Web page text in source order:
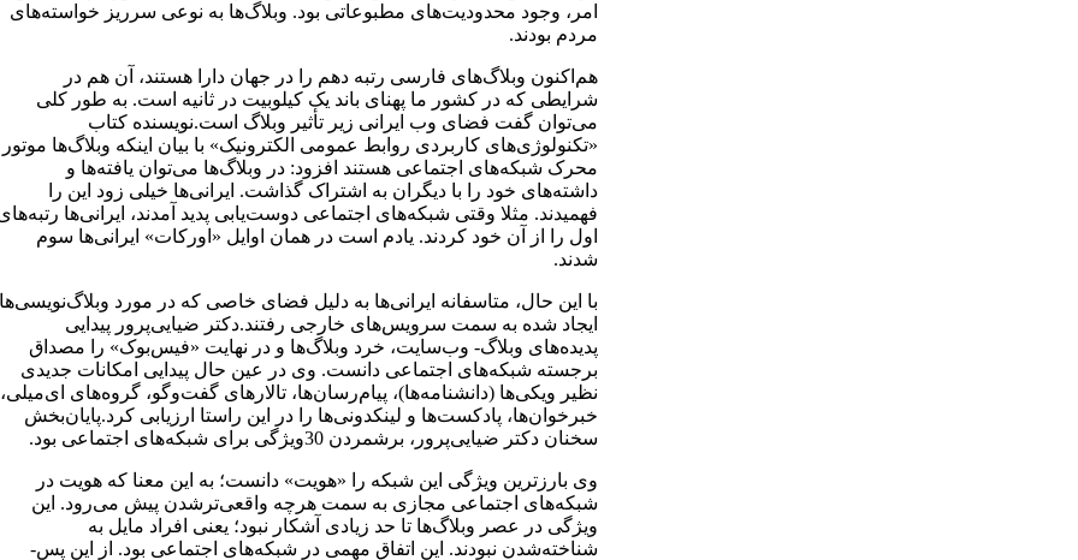
امر، وجود محدودیت‌های مطبوعاتی بود. وبلاگ‌ها به نوعی سرریز خواسته‌های
مردم بودند.
هم‌اکنون وبلاگ‌های فارسی رتبه دهم را در جهان دارا هستند، آن هم در
شرایطی که در کشور ما پهنای باند یک کیلوبیت در ثانیه است. به طور کلی
می‌توان گفت فضای وب ایرانی زیر تأثیر وبلاگ است.نویسنده کتاب
«تکنولوژی‌های کاربردی روابط عمومی الکترونیک» با بیان اینکه وبلاگ‌ها موتور
محرک شبکه‌های اجتماعی هستند افزود: در وبلاگ‌ها می‌توان یافته‌ها و
داشته‌های خود را با دیگران به اشتراک گذاشت. ایرانی‌ها خیلی زود این را
فهمیدند. مثلا وقتی شبکه‌های اجتماعی دوست‌یابی پدید آمدند، ایرانی‌ها
اول را از آن خود کردند. یادم است در همان اوایل «اورکات» ایرانی‌ها سوم
شدند.
با این حال، متاسفانه ایرانی‌ها به دلیل فضای خاصی که در مورد وبلاگ‌نویسی‌ها
ایجاد شده به سمت سرویس‌های خارجی رفتند.دکتر ضیایی‌پرور پیدایی
پدیده‌های وبلاگ- وب‌سایت، خرد وبلاگ‌ها و در نهایت «فیس‌بوک» را مصداق
برجسته شبکه‌‌های اجتماعی دانست. وی در عین حال پیدایی امکانات جدیدی
نظیر ویکی‌ها (دانشنامه‌ها)، پیام‌رسان‌ها، تالارهای گفت‌وگو، گروه‌های ای‌میلی،
خبرخوان‌ها، پادکست‌ها و لینکدونی‌ها را در این راستا ارزیابی کرد.پایان‌بخش
سخنان دکتر ضیایی‌پرور، برشمردن 30ویژگی برای شبکه‌های اجتماعی بود.
وی بارزترین ویژگی این شبکه را «هویت» دانست؛ به این معنا که هویت در
شبکه‌های اجتماعی مجازی به سمت هرچه واقعی‌ترشدن پیش‌ می‌رود. این
ویژگی در عصر وبلاگ‌ها تا حد زیادی آشکار نبود؛ یعنی افراد مایل به
شناخته‌شدن نبودند. این اتفاق مهمی در شبکه‌های اجتماعی بود. از این پس-